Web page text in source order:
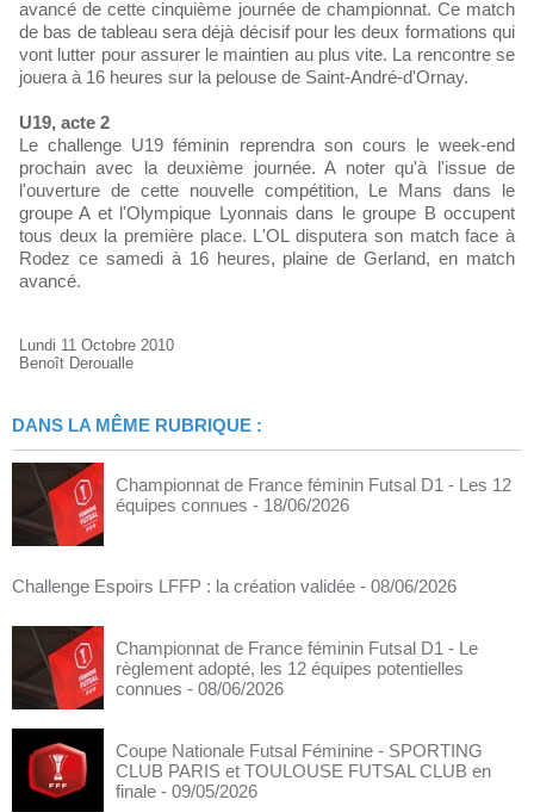
avancé de cette cinquième journée de championnat. Ce match
de bas de tableau sera déjà décisif pour les deux formations qui
vont lutter pour assurer le maintien au plus vite. La rencontre se
jouera à 16 heures sur la pelouse de Saint-André-d'Ornay.
U19, acte 2
Le challenge U19 féminin reprendra son cours le week-end
prochain avec la deuxième journée. A noter qu'à l'issue de
l'ouverture de cette nouvelle compétition, Le Mans dans le
groupe A et l'Olympique Lyonnais dans le groupe B occupent
tous deux la première place. L'OL disputera son match face à
Rodez ce samedi à 16 heures, plaine de Gerland, en match
avancé.
Lundi 11 Octobre 2010
Benoît Deroualle
DANS LA MÊME RUBRIQUE :
Championnat de France féminin Futsal D1 - Les 12
équipes connues - 18/06/2026
Challenge Espoirs LFFP : la création validée - 08/06/2026
Championnat de France féminin Futsal D1 - Le
règlement adopté, les 12 équipes potentielles
connues - 08/06/2026
Coupe Nationale Futsal Féminine - SPORTING
CLUB PARIS et TOULOUSE FUTSAL CLUB en
finale - 09/05/2026